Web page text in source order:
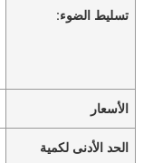
تسليط الضوء:
الأسعار
الحد الأدنى لكمية